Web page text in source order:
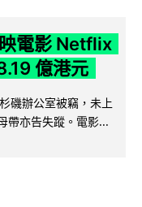
電影 Netflix
億港元
磯辦公室被竊，未上
帶亦告失蹤。電影...